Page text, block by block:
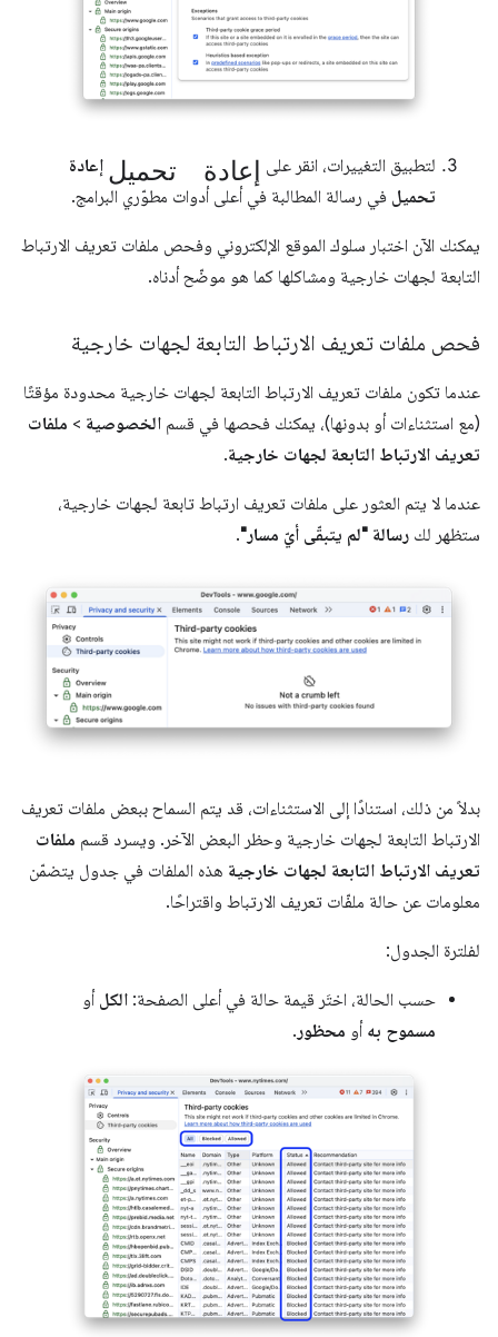
لتطبيق التغييرات، انقر على إعادة تحميل
إعادة
تحميل في رسالة المطالبة في أعلى أدوات مطوّري البرامج.
يمكنك الآن اختبار سلوك الموقع الإلكتروني وفحص ملفات تعريف الارتباط
التابعة لجهات خارجية ومشاكلها كما هو موضّح أدناه.
فحص ملفات تعريف الارتباط التابعة لجهات خارجية
عندما تكون ملفات تعريف الارتباط التابعة لجهات خارجية محدودة مؤقتًا
(مع استثناءات أو بدونها)، يمكنك فحصها في قسم الخصوصية > ملفات
تعريف الارتباط التابعة لجهات خارجية.
عندما لا يتم العثور على ملفات تعريف ارتباط تابعة لجهات خارجية،
ستظهر لك رسالة "لم يتبقّى أيّ مسار".
بدلاً من ذلك، استنادًا إلى الاستثناءات، قد يتم السماح ببعض ملفات تعريف
الارتباط التابعة لجهات خارجية وحظر البعض الآخر. ويسرد قسم ملفات
تعريف الارتباط التابعة لجهات خارجية هذه الملفات في جدول يتضمّن
معلومات عن حالة ملفّات تعريف الارتباط واقتراحًا.
لفلترة الجدول:
حسب الحالة، اختَر قيمة حالة في أعلى الصفحة: الكل أو
مسموح به أو محظور .